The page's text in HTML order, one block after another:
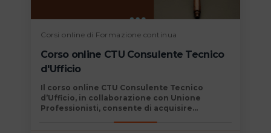
Corsi online di Formazione continua
Corso online CTU Consulente Tecnico
d'Ufficio
Il corso online CTU Consulente Tecnico
d’Ufficio, in collaborazione con Unione
Professionisti, consente di acquisire